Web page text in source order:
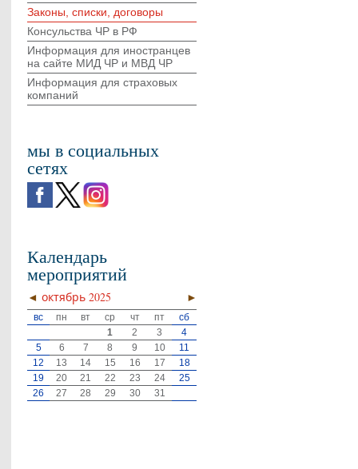
Законы, списки, договоры
Консульства ЧР в РФ
Информация для иностранцев
на сайте МИД ЧР и МВД ЧР
Информация для страховых
компаний
мы в социальных
сетях
Календарь
мероприятий
◄ ►
октябрь 2025
вс пн вт ср чт пт
сб
1
2 3
4
5
6 7 8 9 10
11
12
13 14 15 16 17
18
19
20 21 22 23 24
25
26
27 28 29 30 31